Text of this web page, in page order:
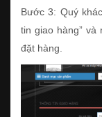
Bước 3: Quý
tin giao hàng” và
đặt hàng.